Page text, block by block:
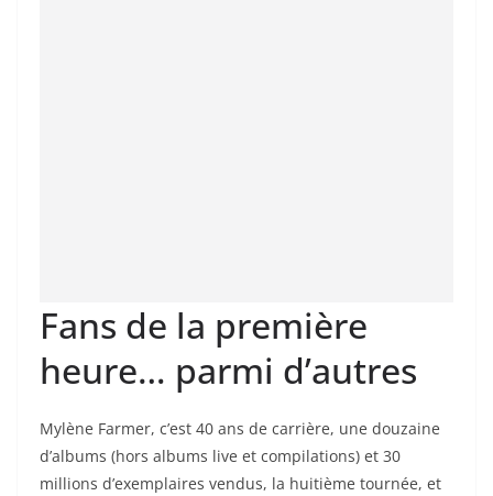
Fans de la première
heure… parmi d’autres
Mylène Farmer, c’est 40 ans de carrière, une douzaine
d’albums (hors albums live et compilations) et 30
millions d’exemplaires vendus, la huitième tournée, et